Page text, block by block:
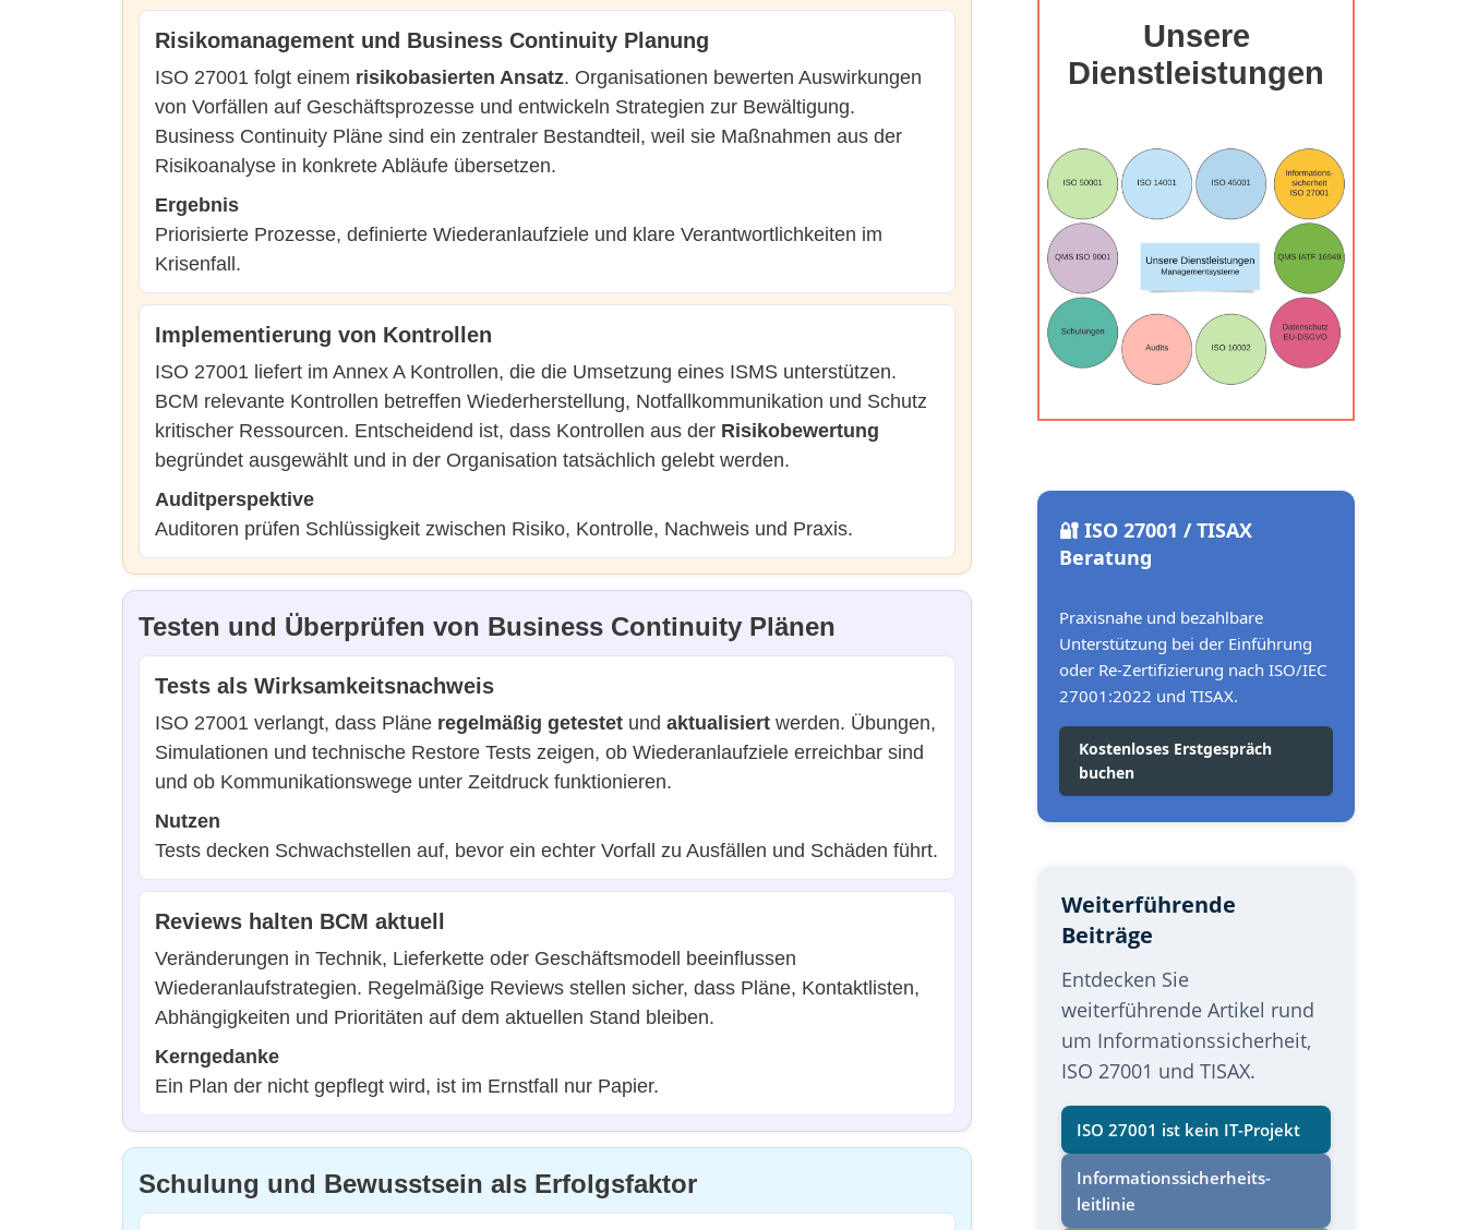
Risikomanagement und Business Continuity Planung
ISO 27001 folgt einem risikobasierten Ansatz. Organisationen bewerten Auswirkungen
von Vorfällen auf Geschäftsprozesse und entwickeln Strategien zur Bewältigung.
Business Continuity Pläne sind ein zentraler Bestandteil, weil sie Maßnahmen aus der
Risikoanalyse in konkrete Abläufe übersetzen.
Ergebnis
Priorisierte Prozesse, definierte Wiederanlaufziele und klare Verantwortlichkeiten im
Krisenfall.
Implementierung von Kontrollen
ISO 27001 liefert im Annex A Kontrollen, die die Umsetzung eines ISMS unterstützen.
BCM relevante Kontrollen betreffen Wiederherstellung, Notfallkommunikation und Schutz
kritischer Ressourcen. Entscheidend ist, dass Kontrollen aus der Risikobewertung
begründet ausgewählt und in der Organisation tatsächlich gelebt werden.
Auditperspektive
Auditoren prüfen Schlüssigkeit zwischen Risiko, Kontrolle, Nachweis und Praxis.
Testen und Überprüfen von Business Continuity Plänen
Tests als Wirksamkeitsnachweis
ISO 27001 verlangt, dass Pläne regelmäßig getestet und aktualisiert werden. Übungen,
Simulationen und technische Restore Tests zeigen, ob Wiederanlaufziele erreichbar sind
und ob Kommunikationswege unter Zeitdruck funktionieren.
Nutzen
Tests decken Schwachstellen auf, bevor ein echter Vorfall zu Ausfällen und Schäden führt.
Reviews halten BCM aktuell
Veränderungen in Technik, Lieferkette oder Geschäftsmodell beeinflussen
Wiederanlaufstrategien. Regelmäßige Reviews stellen sicher, dass Pläne, Kontaktlisten,
Abhängigkeiten und Prioritäten auf dem aktuellen Stand bleiben.
Kerngedanke
Ein Plan der nicht gepflegt wird, ist im Ernstfall nur Papier.
Schulung und Bewusstsein als Erfolgsfaktor
Unsere
Dienstleistungen
🔐 ISO 27001 / TISAX
Beratung
Praxisnahe und bezahlbare
Unterstützung bei der Einführung
oder Re-Zertifizierung nach ISO/IEC
27001:2022 und TISAX.
Kostenloses Erstgespräch
buchen
Weiterführende
Beiträge
Entdecken Sie
weiterführende Artikel rund
um Informationssicherheit,
ISO 27001 und TISAX.
ISO 27001 ist kein IT-Projekt
Informations­sicherheits­
leitlinie